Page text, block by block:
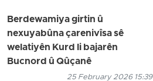
Berdewamiya girtin û
nexuyabûna çarenivîsa sê
welatiyên Kurd li bajarên
Bucnord û Qûçanê
25 February 2026 15:39